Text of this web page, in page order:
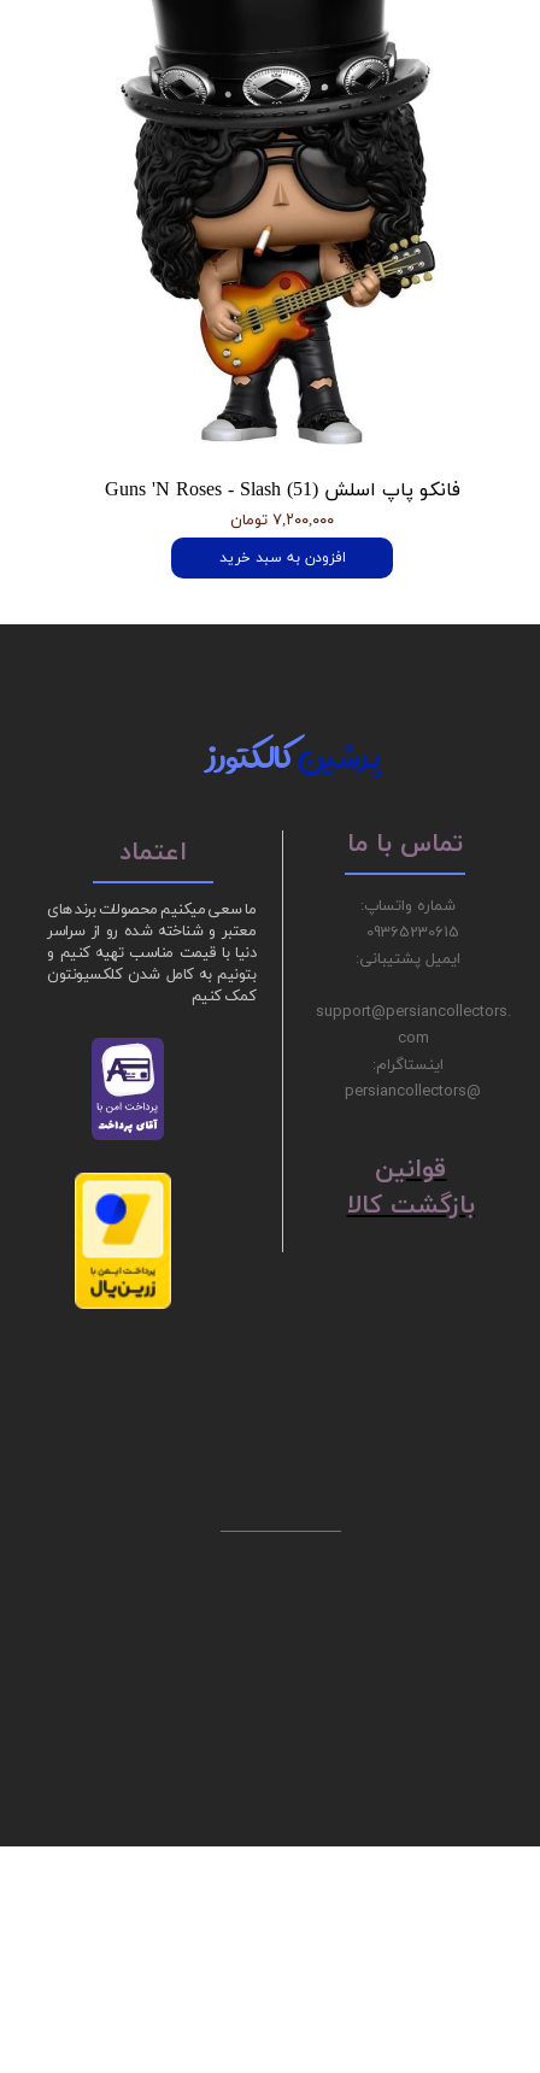
فانکو پاپ اسلش Guns 'N Roses - Slash (51)
۷,۲۰۰,۰۰۰ تومان
افزودن به سبد خرید
ما سعی میکنیم محصولات برند های
معتبر و شناخته شده رو از سراسر
دنیا با قیمت مناسب تهیه کنیم و
بتونیم به کامل شدن کلکسیونتون
کمک کنیم
پرشینکالکتورز
شماره واتساپ:
09365230615
ایمیل پشتیبانی:
support@persiancollectors.
com
اینستاگرام:
@persiancollectors
تماس با ما اعتماد
ق​​​​​​​وانین
بازگشت کالا